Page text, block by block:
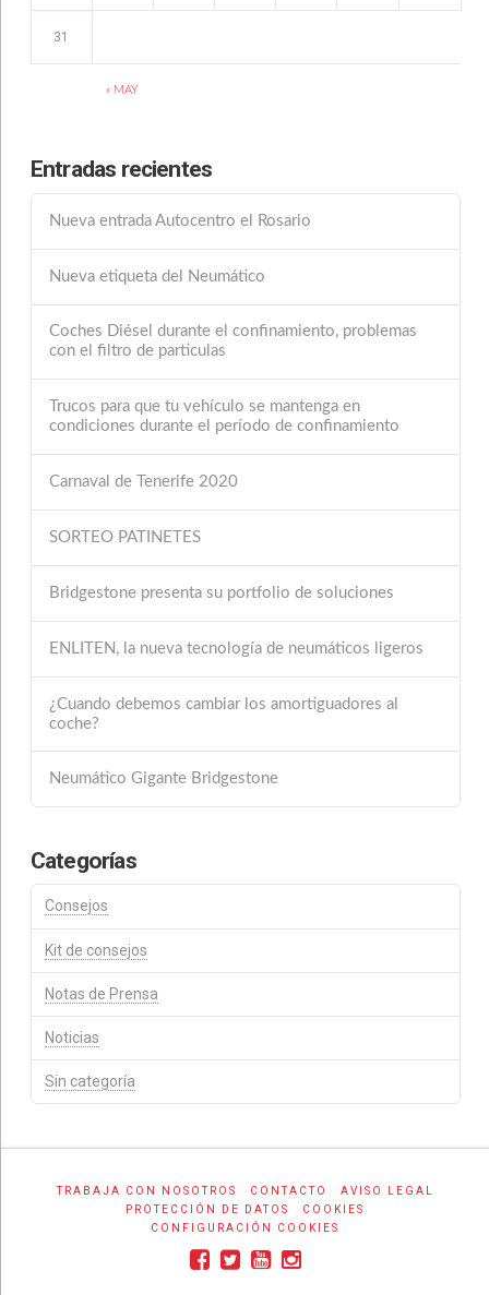
« MAY
31
Entradas recientes
Nueva entrada Autocentro el Rosario
Nueva etiqueta del Neumático
Coches Diésel durante el confinamiento, problemas
con el filtro de particulas
Trucos para que tu vehículo se mantenga en
condiciones durante el período de confinamiento
Carnaval de Tenerife 2020
SORTEO PATINETES
Bridgestone presenta su portfolio de soluciones
ENLITEN, la nueva tecnología de neumáticos ligeros
¿Cuando debemos cambiar los amortiguadores al
coche?
Neumático Gigante Bridgestone
Categorías
Consejos
Kit de consejos
Notas de Prensa
Noticias
Sin categoría
TRABAJA CON NOSOTROS CONTACTO
AVISO LEGAL
PROTECCIÓN DE DATOS
COOKIES
CONFIGURACIÓN COOKIES